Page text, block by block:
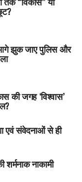
झुक जाए पुलिस और
की जगह ‘विश्वास’
एवं संवेदनाओं से ही
नाकामी